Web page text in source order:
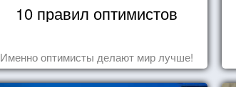
10 правил оптимистов
Именно оптимисты делают мир лучше!